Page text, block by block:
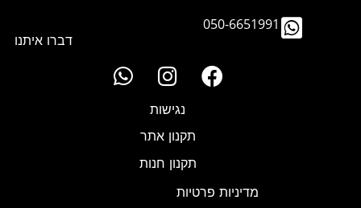
050-6651991
נגישות
תקנון אתר
תקנון חנות
מדיניות פרטיות
דברו איתנו